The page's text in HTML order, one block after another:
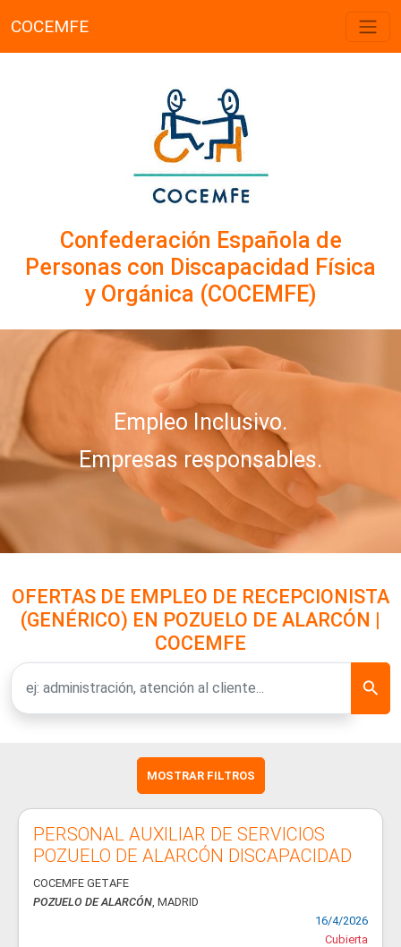
COCEMFE
Confederación Española de
Personas con Discapacidad Física
y Orgánica (COCEMFE)
Empleo Inclusivo.
Empresas responsables.
OFERTAS DE EMPLEO DE RECEPCIONISTA
(GENÉRICO) EN POZUELO DE ALARCÓN |
COCEMFE
MOSTRAR FILTROS
PERSONAL AUXILIAR DE SERVICIOS
POZUELO DE ALARCÓN DISCAPACIDAD
COCEMFE GETAFE
POZUELO DE ALARCÓN, MADRID
16/4/2026
Cubierta